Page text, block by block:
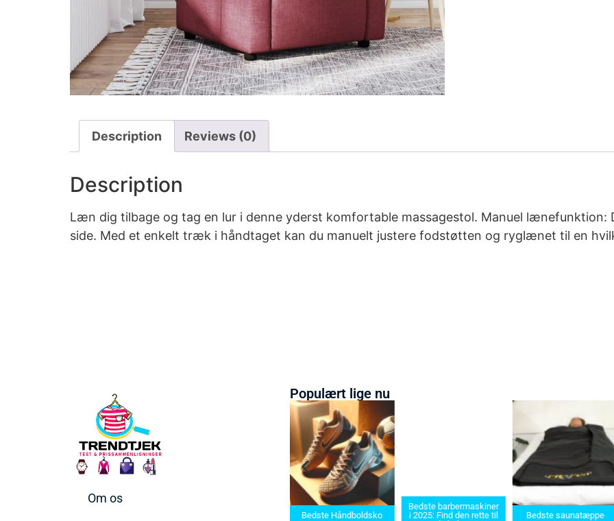
Description Reviews (0)
Description
Læn dig tilbage og tag en lur i denne yderst komfortable massagestol. Manuel
side. Med et enkelt træk i håndtaget kan du manuelt justere fodstøtten og ryglænet til en
Om os
Populært lige nu
Bedste Håndboldsko
Bedste barbermaskiner
i 2025: Find den rette til
Bedste saunatæppe